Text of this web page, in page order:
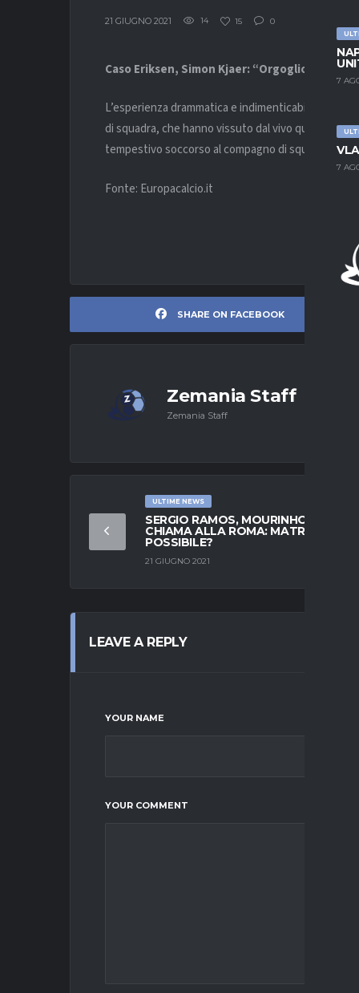
7
7
21 GIUGNO 2021 14 15 0
Caso Eriksen, Simon Kjaer: “Orgoglioso di
L’esperienza drammatica e indimenticabile del
di squadra, che hanno vissuto dal vivo quei minuti,
tempestivo soccorso al compagno di squadra.
Fonte: Europacalcio.it
SHARE ON FACEBOOK
Zemania Staff
Zemania Staff
ULTIME NEWS
SERGIO RAMOS, MOURINHO LO
CHIAMA ALLA ROMA: MATRIMONIO
POSSIBILE?
21 GIUGNO 2021
LEAVE A REPLY
YOUR NAME
YOUR COMMENT